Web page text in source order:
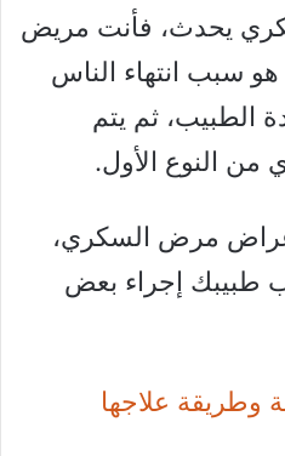
يحدث، فأنت مريض
هو سبب انتهاء الناس
الطبيب، ثم يتم
النوع الأول.
مرض السكري،
طبيبك إجراء بعض
وطريقة علاجها